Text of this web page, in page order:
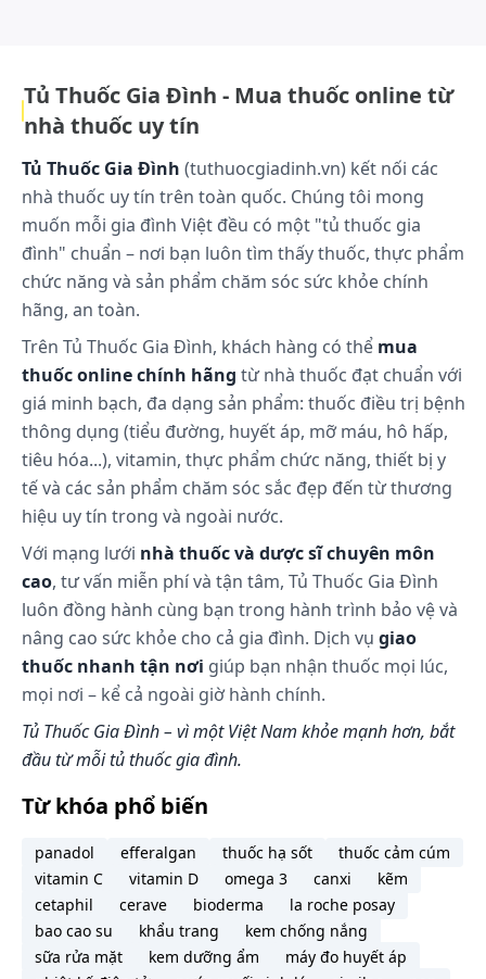
Cơ chế này liên quan đến tính đối kháng của thuốc
ở các thụ thể serotonin typ 2 (5 - HT2A, 5 - HT2C),
kinh trung ương. Olanzapin có tác dụng ức chế và
làm giảm đáp ứng (điều hòa âm tính) đối với thụ thể
5 - HT2A, liên quan đến tác dụng chống hưng cảm
của thuốc. Ngoài ra, olanzapin còn làm ổn định tính
khí do một phần ức chế thụ thể D2 của dopamin.
Olanzapin còn đối kháng với các thụ thể muscarinic
(M1, M2, M3, M4, và M5). Tác dụng kháng
cholinergic của thuốc một mặt giải thích việc giảm
nguy cơ xuất hiện hội chứng ngoại tháp, mặt khác
lại liên quan đến một số tác dụng không mong
muốn khác của olanzapin. Olanzapin cũng có tác
dụng đối kháng thụ thể H1 của histamin và alpha 1
adrenergic. Tác dụng này liên quan đén khả năng
ngủ gà, hạ huyết áp tư thế khi sử dụng olanzapin.
Dược động học
Hấp thu
Sau khi uống, olanzapin được hấp thu nhanh và
gắn như hoàn toàn qua ống tiêu hóa, tuy nhiên do
bị chuyển hóa bước đầu ở gan nên sinh khả dụng
đường uống chỉ đạt 60%. Sự hấp thu không bị ảnh
hưởng bởi thức ăn. Nồng độ đỉnh trong huyết
tương đạt được trong vòng 5 - 8 giờ. Đạt trạng thái
ổn định sau 7 -10 ngày dùng liều nhắc lại. Nồng độ
phụ thuộc vào tuổi, giới tính và việc bệnh nhân có
hút thuốc hay không. Nồng độ thuốc trong máu
phụ nữ cao hơn khoảng 30 - 40% so với nam giới.
Khoảng nồng độ điều trị của olanzapin trong huyết
tương còn chưa được xác định rõ. Mối tương quan
Tủ Thuốc Gia Đình - Mua thuốc online từ
nhà thuốc uy tín
Tủ Thuốc Gia Đình (tuthuocgiadinh.vn) kết nối các
nhà thuốc uy tín trên toàn quốc. Chúng tôi mong
muốn mỗi gia đình Việt đều có một "tủ thuốc gia
đình" chuẩn – nơi bạn luôn tìm thấy thuốc, thực phẩm
chức năng và sản phẩm chăm sóc sức khỏe chính
hãng, an toàn.
Trên Tủ Thuốc Gia Đình, khách hàng có thể mua
thuốc online chính hãng từ nhà thuốc đạt chuẩn với
giá minh bạch, đa dạng sản phẩm: thuốc điều trị bệnh
thông dụng (tiểu đường, huyết áp, mỡ máu, hô hấp,
tiêu hóa...), vitamin, thực phẩm chức năng, thiết bị y
tế và các sản phẩm chăm sóc sắc đẹp đến từ thương
hiệu uy tín trong và ngoài nước.
Với mạng lưới nhà thuốc và dược sĩ chuyên môn
cao, tư vấn miễn phí và tận tâm, Tủ Thuốc Gia Đình
luôn đồng hành cùng bạn trong hành trình bảo vệ và
nâng cao sức khỏe cho cả gia đình. Dịch vụ giao
thuốc nhanh tận nơi giúp bạn nhận thuốc mọi lúc,
mọi nơi – kể cả ngoài giờ hành chính.
Tủ Thuốc Gia Đình – vì một Việt Nam khỏe mạnh hơn, bắt
đầu từ mỗi tủ thuốc gia đình.
Từ khóa phổ biến
panadol efferalgan thuốc hạ sốt
thuốc cảm cúm
vitamin C
vitamin D omega 3 canxi
kẽm
cetaphil
cerave bioderma
la roche posay
bao cao su
khẩu trang
kem chống nắng
sữa rửa mặt
kem dưỡng ẩm
máy đo huyết áp